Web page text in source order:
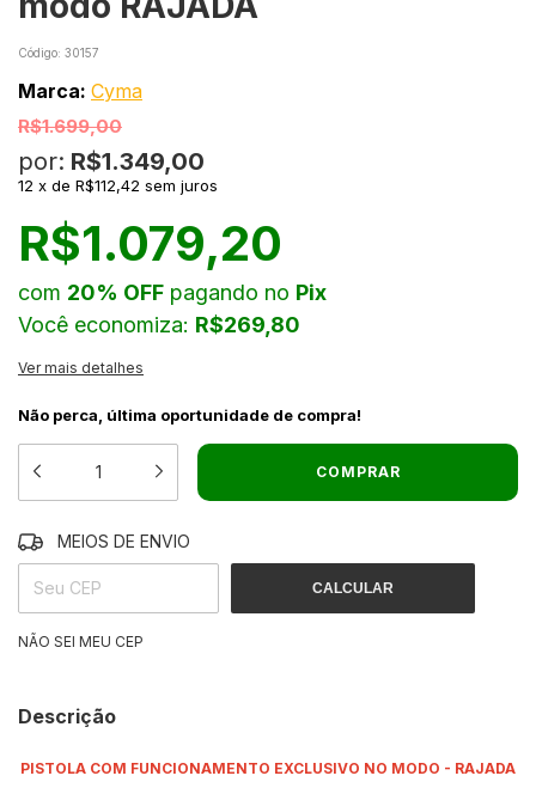
Código: 30157
Marca: Cyma
R$1.699,00
por: R$1.349,00
12 x de R$112,42 sem juros
R$1.079,20
com 20% OFF pagando no Pix
Você economiza: R$269,80
Ver mais detalhes
Não perca, última oportunidade de compra!
MEIOS DE ENVIO
CALCULAR
NÃO SEI MEU CEP
Descrição
PISTOLA COM FUNCIONAMENTO EXCLUSIVO NO MODO - RAJADA